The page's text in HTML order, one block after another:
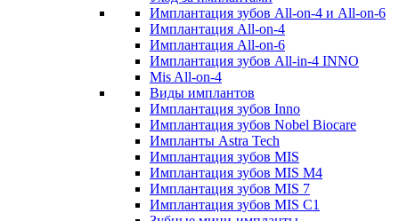
Имплантация зубов All-on-4 и All-on-6
Имплантация All-on-4
Имплантация All-on-6
Имплантация зубов All-in-4 INNO
Mis All-on-4
Виды имплантов
Имплантация зубов Inno
Имплантация зубов Nobel Biocare
Импланты Astra Tech
Имплантация зубов MIS
Имплантация зубов MIS M4
Имплантация зубов MIS 7
Имплантация зубов MIS C1